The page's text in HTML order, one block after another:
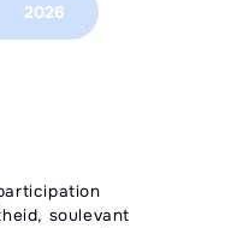
2026
soulevant